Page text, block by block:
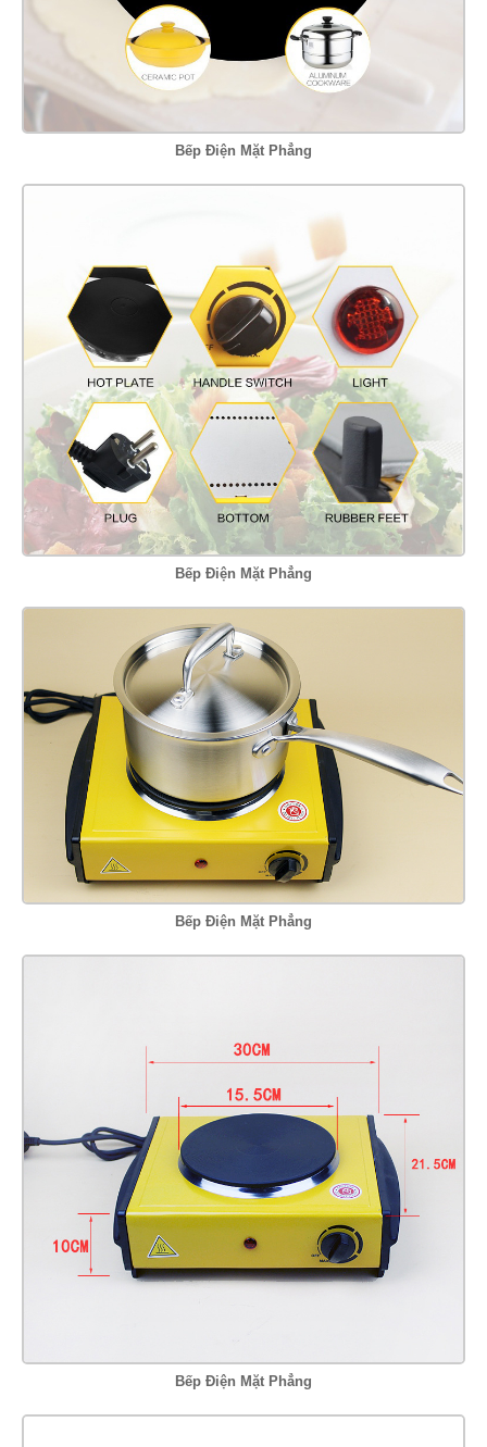
Bếp Điện Mặt Phẳng
Bếp Điện Mặt Phẳng
Bếp Điện Mặt Phẳng
Bếp Điện Mặt Phẳng